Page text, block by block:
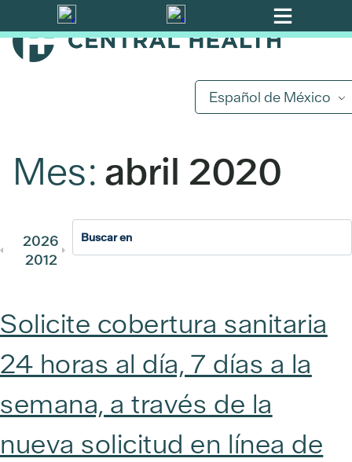
al
contenido
Español de México
Mes: abril 2020
2026 2025
2012
2011
Solicite cobertura sanitaria
24 horas al día, 7 días a la
semana, a través de la
nueva solicitud en línea de